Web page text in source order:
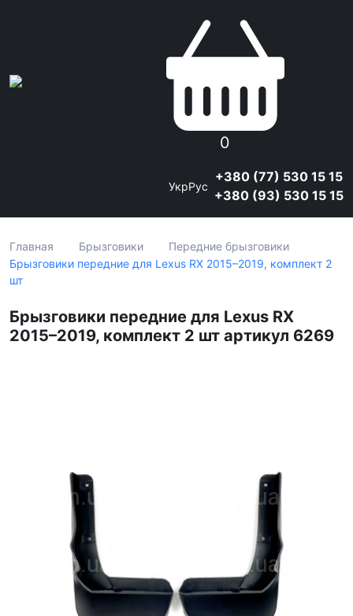
0
УкрРус
+380 (77) 530 15 15
+380 (93) 530 15 15
Главная Брызговики
Передние брызговики
Брызговики передние для Lexus RX 2015–2019, комплект 2
шт
Брызговики передние для Lexus RX
2015–2019, комплект 2 шт артикул 6269